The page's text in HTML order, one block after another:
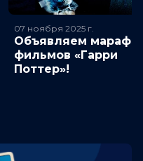
07 ноября 2025 г.
Объявляем
фильмов «Гарри
Поттер»!